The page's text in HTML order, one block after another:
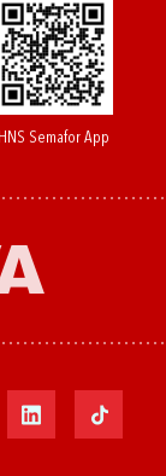
HNS Semafor App